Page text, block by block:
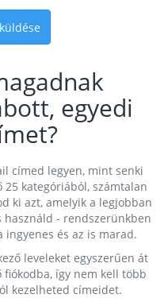
egyedi
címed legyen, mint senki
kategóriából, számtalan
ki azt, amelyik a legjobban
- rendszerünkben
és az is marad.
leveleket egyszerűen át
így nem kell több
kezelheted címeidet.